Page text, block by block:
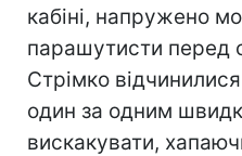
кабіні, напружено
парашутисти перед
Стрімко
один за одним
вискакувати,